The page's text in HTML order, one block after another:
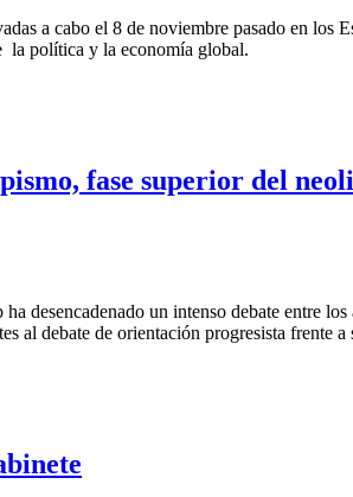
a cabo el 8 de noviembre pasado en
la política y la economía global.
fase superior del
desencadenado un intenso debate entre
al debate de orientación progresista frente a